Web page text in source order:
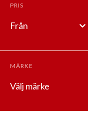
PRIS
Från
MÄRKE
Välj märke